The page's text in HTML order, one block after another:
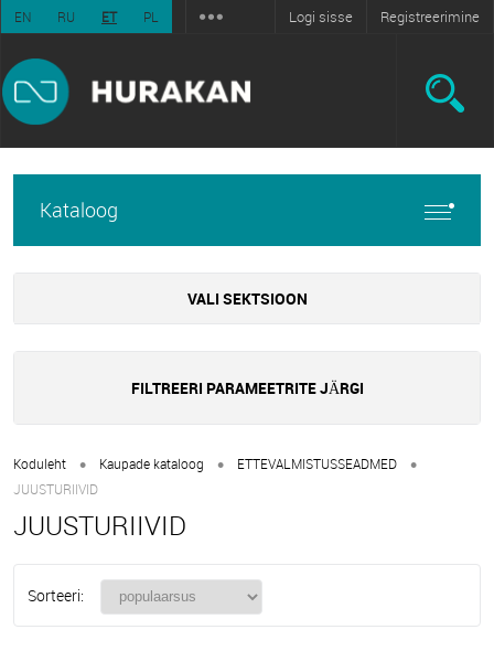
EN RU ET PL Logi sisse Registreerimine
Kataloog
VALI SEKTSIOON
FILTREERI PARAMEETRITE JÄRGI
Koduleht • Kaupade kataloog • ETTEVALMISTUSSEADMED •
JUUSTURIIVID
JUUSTURIIVID
Sorteeri: